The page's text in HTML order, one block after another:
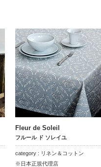
Fleur de Soleil
フルール ド ソレイユ
category : リネン＆コットン
※日本正規代理店